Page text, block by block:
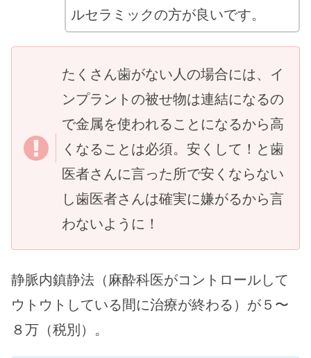
ルセラミックの方が良いです。
たくさん歯がない人の場合には、イ
ンプラントの被せ物は連結になるの
で金属を使われることになるから高
くなることは必須。安くして！と歯
医者さんに言った所で安くならない
し歯医者さんは確実に嫌がるから言
わないように！
静脈内鎮静法（麻酔科医がコントロールして
ウトウトしている間に治療が終わる）が５〜
８万（税別）。